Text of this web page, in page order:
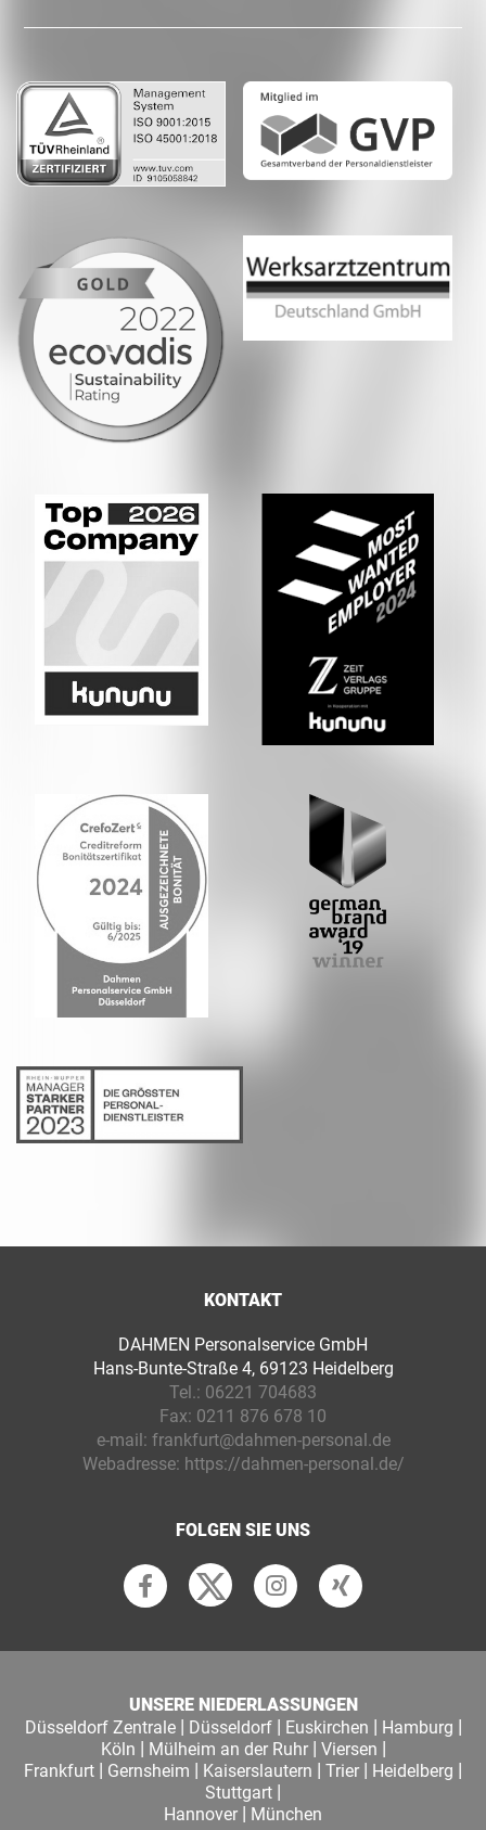
KONTAKT
DAHMEN Personalservice GmbH
Hans-Bunte-Straße 4, 69123 Heidelberg
Tel.: 06221 704683
Fax: 0211 876 678 10
e-mail: frankfurt@dahmen-personal.de
Webadresse: https://dahmen-personal.de/
FOLGEN SIE UNS
UNSERE NIEDERLASSUNGEN
Düsseldorf Zentrale| Düsseldorf| Euskirchen | Hamburg |
Köln | Mülheim an der Ruhr| Viersen |
Frankfurt | Gernsheim | Kaiserslautern | Trier | Heidelberg |
Stuttgart |
Hannover | München